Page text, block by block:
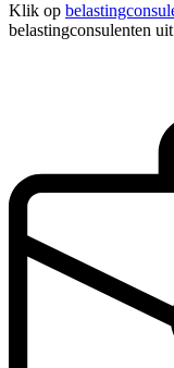
Klik op
belastingconsulenten